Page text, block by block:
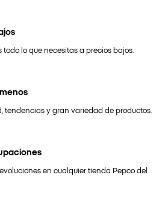
lo que necesitas a precios bajos.
tendencias y gran variedad de productos.
en cualquier tienda Pepco del